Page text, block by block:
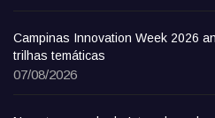
Campinas Innovation Week 2026
trilhas temáticas
07/08/2026